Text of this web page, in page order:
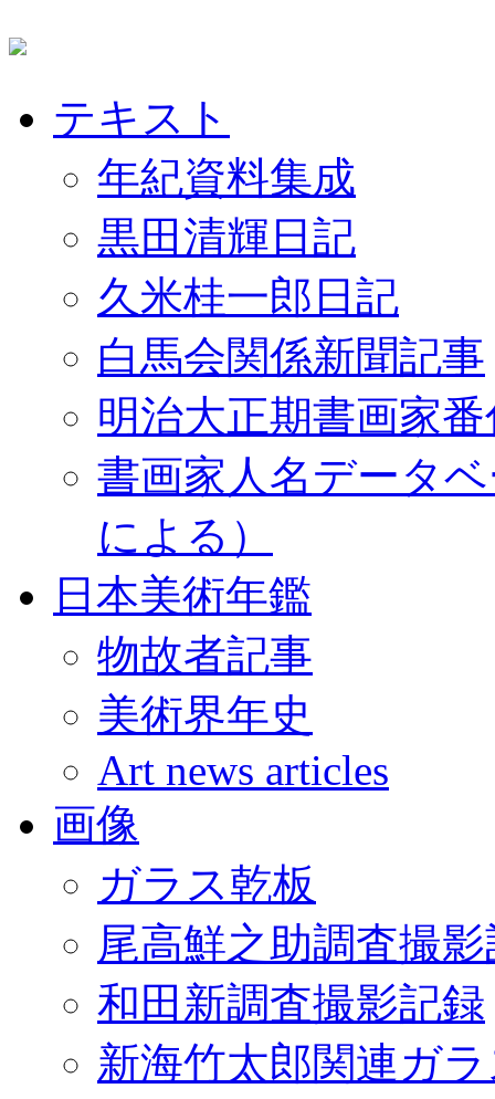
テキスト
年紀資料集成
黒田清輝日記
久米桂一郎日記
白馬会関係新聞記事
明治大正期書画家
書画家人名データ
による）
日本美術年鑑
物故者記事
美術界年史
Art news articles
画像
ガラス乾板
尾高鮮之助調査撮
和田新調査撮影記録
新海竹太郎関連ガ